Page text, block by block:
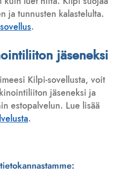
ja tunnusten kalastelulta.
.
jäseneksi
Kilpi-sovellusta, voit
jäseneksi ja
estopalvelun. Lue lisää
.